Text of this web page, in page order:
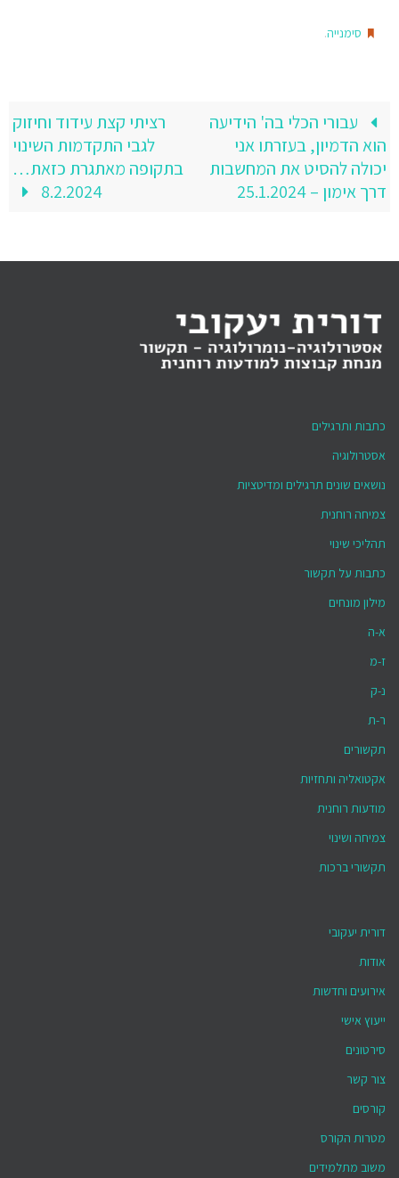
סימנייה.
עבורי הכלי בה' הידיעה
הוא הדמיון, בעזרתו אני
יכולה להסיט את המחשבות
דרך אימון – 25.1.2024
רציתי קצת עידוד וחיזוק
לגבי התקדמות השינוי
בתקופה מאתגרת כזאת…
8.2.2024
כתבות ותרגילים
אסטרולוגיה
נושאים שונים תרגילים ומדיטציות
צמיחה רוחנית
תהליכי שינוי
כתבות על תקשור
מילון מונחים
א-ה
ז-מ
נ-ק
ר-ת
תקשורים
אקטואליה ותחזיות
מודעות רוחנית
צמיחה ושינוי
תקשורי ברכות
דורית יעקובי
אודות
אירועים וחדשות
ייעוץ אישי
סירטונים
צור קשר
קורסים
מטרות הקורס
משוב מתלמידים